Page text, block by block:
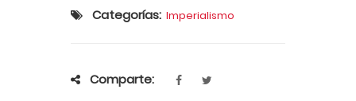
Categorías: Imperialismo
Comparte: